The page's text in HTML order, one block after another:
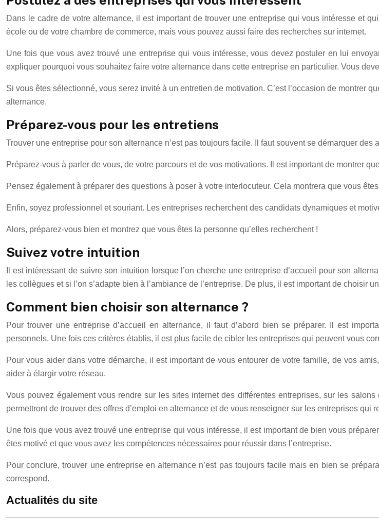
Dans le cadre de votre alternance, il est important de trouver une entreprise qui vous intéresse et
école ou de votre chambre de commerce, mais vous pouvez aussi faire des recherches sur internet.
Une fois que vous avez trouvé une entreprise qui vous intéresse, vous devez postuler en lui
expliquer pourquoi vous souhaitez faire votre alternance dans cette entreprise en particulier. Vous
Si vous êtes sélectionné, vous serez invité à un entretien de motivation. C’est l’occasion de montrer
alternance.
Préparez-vous pour les entretiens
Trouver une entreprise pour son alternance n’est pas toujours facile. Il faut souvent se démarquer
Préparez-vous à parler de vous, de votre parcours et de vos motivations. Il est important de montrer
Pensez également à préparer des questions à poser à votre interlocuteur. Cela montrera que vous
Enfin, soyez professionnel et souriant. Les entreprises recherchent des candidats dynamiques et
Alors, préparez-vous bien et montrez que vous êtes la personne qu’elles recherchent !
Suivez votre intuition
Il est intéressant de suivre son intuition lorsque l’on cherche une entreprise d’accueil pour son
les collègues et si l’on s’adapte bien à l’ambiance de l’entreprise. De plus, il est important de
Comment bien choisir son alternance ?
Pour trouver une entreprise d’accueil en alternance, il faut d’abord bien se préparer. Il est
personnels. Une fois ces critères établis, il est plus facile de cibler les entreprises qui peuvent vous
Pour vous aider dans votre démarche, il est important de vous entourer de votre famille, de vos
aider à élargir votre réseau.
Vous pouvez également vous rendre sur les sites internet des différentes entreprises, sur les
permettront de trouver des offres d’emploi en alternance et de vous renseigner sur les entreprises qui
Une fois que vous avez trouvé une entreprise qui vous intéresse, il est important de bien vous
êtes motivé et que vous avez les compétences nécessaires pour réussir dans l’entreprise.
Pour conclure, trouver une entreprise en alternance n’est pas toujours facile mais en bien se
correspond.
Actualités du site